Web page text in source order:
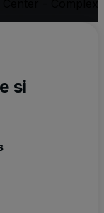
si